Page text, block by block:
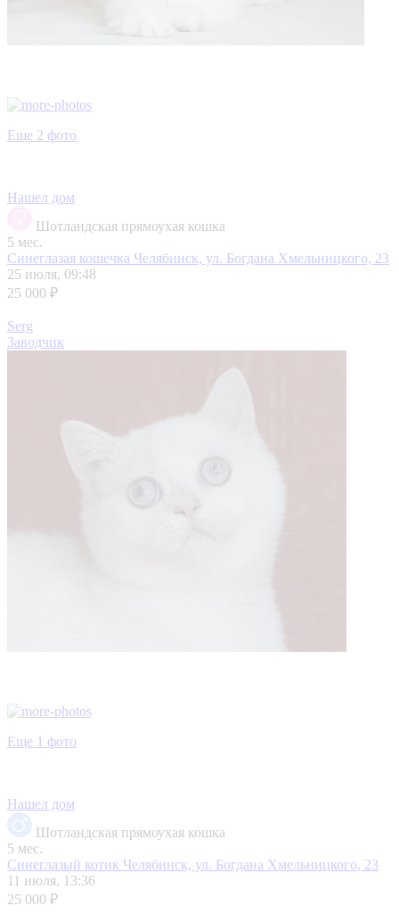
Еще 2 фото
Нашел дом
Шотландская прямоухая кошка
5 мес.
Синеглазая кошечка Челябинск, ул. Богдана Хмельницкого, 23
25 июля, 09:48
25 000 ₽
Serg
Заводчик
Еще 1 фото
Нашел дом
Шотландская прямоухая кошка
5 мес.
Синеглазый котик Челябинск, ул. Богдана Хмельницкого, 23
11 июля, 13:36
25 000 ₽